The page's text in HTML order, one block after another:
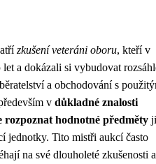
zkušení veteráni oboru, kteří v
a dokázali si vybudovat
a obchodování s
v důkladné znalosti
rozpoznat hodnotné předměty
jednotky. Tito mistři aukcí často
na své dlouholeté zkušenosti a